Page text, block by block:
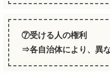
⑦受ける人の権利
⇒各自治体により、異